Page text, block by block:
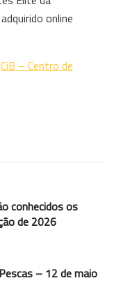
online
CiB – Centro de
conhecidos os
de 2026
– 12 de maio